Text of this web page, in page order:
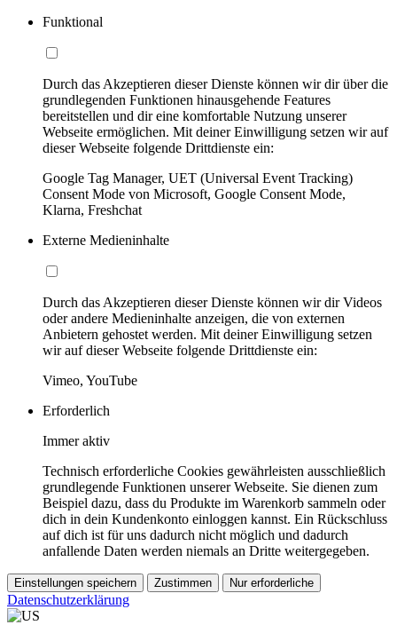
Funktional
Durch das Akzeptieren dieser Dienste können wir dir über die
grundlegenden Funktionen hinausgehende Features
bereitstellen und dir eine komfortable Nutzung unserer
Webseite ermöglichen. Mit deiner Einwilligung setzen wir auf
dieser Webseite folgende Drittdienste ein:
Google Tag Manager, UET (Universal Event Tracking)
Consent Mode von Microsoft, Google Consent Mode,
Klarna, Freshchat
Externe Medieninhalte
Durch das Akzeptieren dieser Dienste können wir dir Videos
oder andere Medieninhalte anzeigen, die von externen
Anbietern gehostet werden. Mit deiner Einwilligung setzen
wir auf dieser Webseite folgende Drittdienste ein:
Vimeo, YouTube
Erforderlich
Immer aktiv
Technisch erforderliche Cookies gewährleisten ausschließlich
grundlegende Funktionen unserer Webseite. Sie dienen zum
Beispiel dazu, dass du Produkte im Warenkorb sammeln oder
dich in dein Kundenkonto einloggen kannst. Ein Rückschluss
auf dich ist für uns dadurch nicht möglich und dadurch
anfallende Daten werden niemals an Dritte weitergegeben.
Einstellungen speichern Zustimmen Nur erforderliche
Datenschutzerklärung